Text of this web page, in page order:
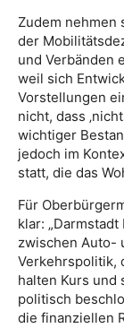
Zudem nehmen
der
und Verbänden
weil sich
Vorstellungen
nicht, dass
wichtiger
jedoch im
statt, die das
Für
klar:
zwischen Auto-
Verkehrspolitik,
halten Kurs und
politisch
die finanziellen